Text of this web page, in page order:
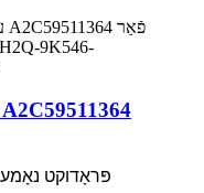
פּראָדוקט